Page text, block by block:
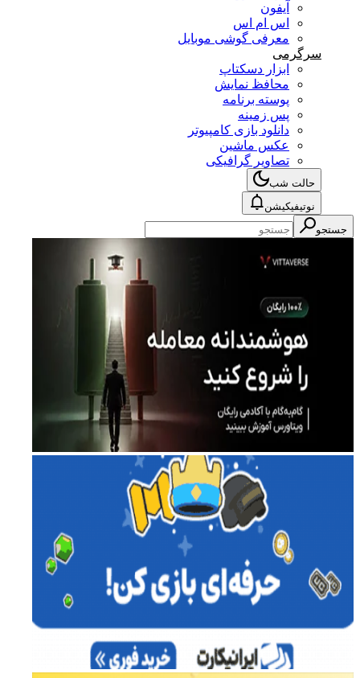
آیفون
اس ام اس
معرفی گوشی موبایل
سرگرمی
ابزار دسکتاپ
محافظ نمایش
پوسته برنامه
پس زمینه
دانلود بازی کامپیوتر
عکس ماشین
تصاویر گرافیکی
حالت شب
نوتیفیکیشن
جستجو